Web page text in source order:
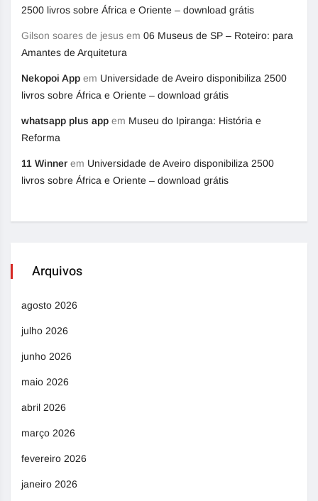
2500 livros sobre África e Oriente – download grátis
Gilson soares de jesus em 06 Museus de SP – Roteiro: para
Amantes de Arquitetura
Nekopoi App em Universidade de Aveiro disponibiliza 2500
livros sobre África e Oriente – download grátis
whatsapp plus app em Museu do Ipiranga: História e
Reforma
11 Winner em Universidade de Aveiro disponibiliza 2500
livros sobre África e Oriente – download grátis
Arquivos
agosto 2026
julho 2026
junho 2026
maio 2026
abril 2026
março 2026
fevereiro 2026
janeiro 2026